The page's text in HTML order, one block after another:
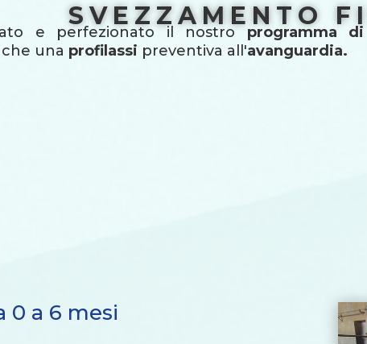
SVEZZAMENTO
e perfezionato il nostro programma
che una profilassi preventiva all'avanguardia.
0 a 6 mesi